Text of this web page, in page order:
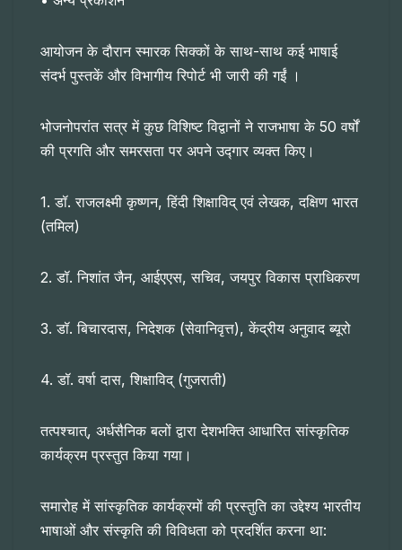
आयोजन के दौरान स्मारक सिक्कों के साथ-साथ कई भाषाई
संदर्भ पुस्तकें और विभागीय रिपोर्ट भी जारी की गईं ।
भोजनोपरांत सत्र में कुछ विशिष्ट विद्वानों ने राजभाषा के 50 वर्षों
की प्रगति और समरसता पर अपने उद्गार व्यक्त किए।
1. डॉ. राजलक्ष्मी कृष्णन, हिंदी शिक्षाविद् एवं लेखक, दक्षिण भारत
(तमिल)
2. डॉ. निशांत जैन, आईएएस, सचिव, जयपुर विकास प्राधिकरण
3. डॉ. बिचारदास, निदेशक (सेवानिवृत्त), केंद्रीय अनुवाद ब्यूरो
4. डॉ. वर्षा दास, शिक्षाविद् (गुजराती)
तत्पश्चात्, अर्धसैनिक बलों द्वारा देशभक्ति आधारित सांस्कृतिक
कार्यक्रम प्रस्तुत किया गया।
समारोह में सांस्कृतिक कार्यक्रमों की प्रस्तुति का उद्देश्य भारतीय
भाषाओं और संस्कृति की विविधता को प्रदर्शित करना था: